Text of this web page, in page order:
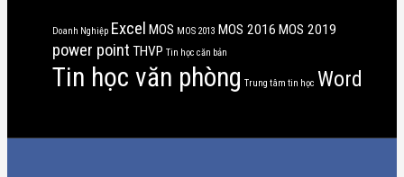
Doanh Nghiệp Excel MOS MOS 2013 MOS 2016 MOS 2019
power point THVP Tin học căn bản
Tin học văn phòng Trung tâm tin học Word